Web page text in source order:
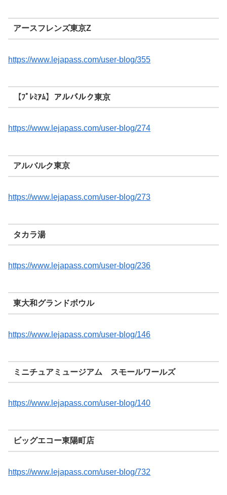
アースフレンズ東京Z
https://www.lejapass.com/user-blog/355
【ﾌﾟﾚﾐｱﾑ】アルバルク東京
https://www.lejapass.com/user-blog/274
アルバルク東京
https://www.lejapass.com/user-blog/273
タカラ湯
https://www.lejapass.com/user-blog/236
東大和グランドボウル
https://www.lejapass.com/user-blog/146
ミニチュアミュージアム スモールワールズ
https://www.lejapass.com/user-blog/140
ビッグエコー東陽町店
https://www.lejapass.com/user-blog/732